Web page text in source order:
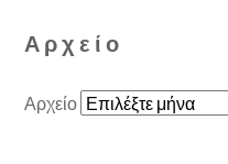
Αρχείο
Αρχείο